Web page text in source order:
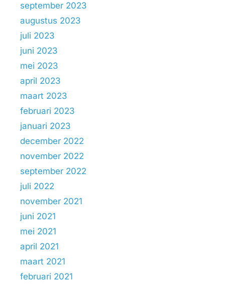
september 2023
augustus 2023
juli 2023
juni 2023
mei 2023
april 2023
maart 2023
februari 2023
januari 2023
december 2022
november 2022
september 2022
juli 2022
november 2021
juni 2021
mei 2021
april 2021
maart 2021
februari 2021